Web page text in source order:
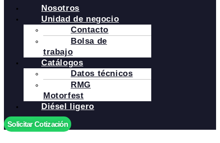
Nosotros
Unidad de negocio
Contacto
Bolsa de
trabajo
Catálogos
Datos técnicos
RMG
Motorfest
Diésel ligero
Solicitar Cotización